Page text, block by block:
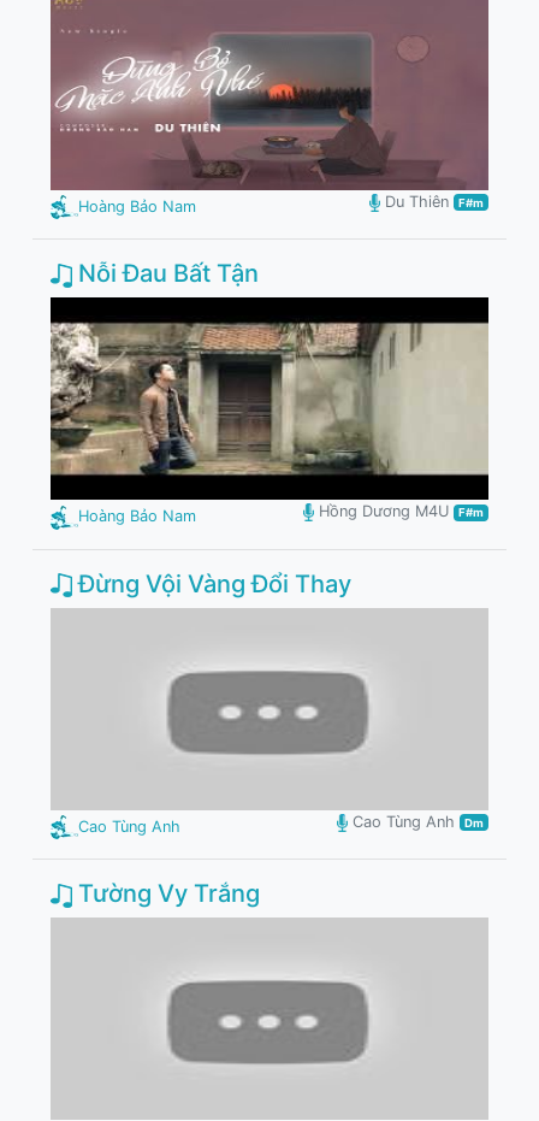
Hoàng Bảo Nam Du Thiên F#m
Nỗi Đau Bất Tận
Hoàng Bảo Nam Hồng Dương M4U F#m
Đừng Vội Vàng Đổi Thay
Cao Tùng Anh Cao Tùng Anh Dm
Tường Vy Trắng